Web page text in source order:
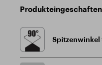
Produkteingeschaften
Spitzenwinkel